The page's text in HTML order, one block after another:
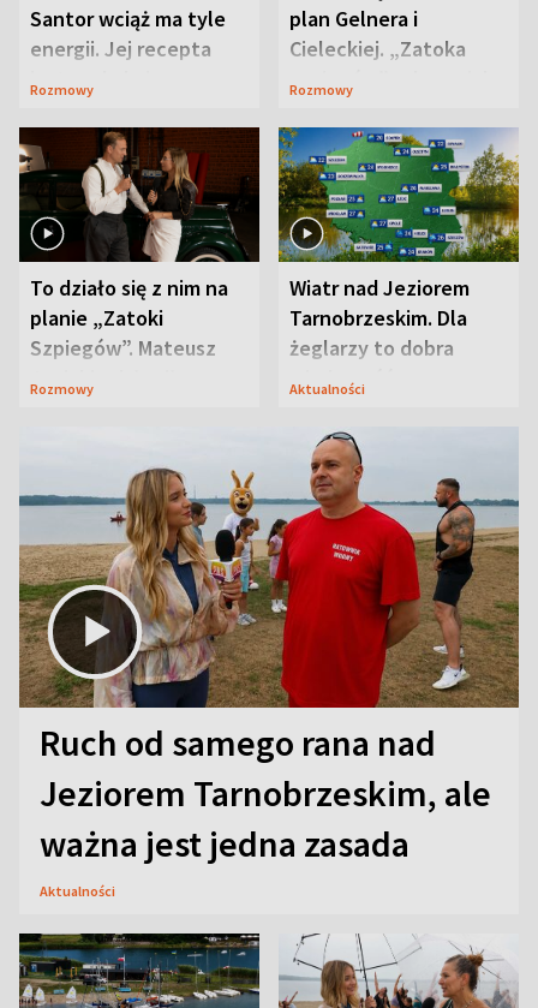
Santor wciąż ma tyle
energii. Jej recepta
jest zaskakująco
Rozmowy
plan Gelnera i
Cieleckiej. „Zatoka
szpiegów” od razu ich
Rozmowy
To działo się z nim na
planie „Zatoki
Szpiegów”. Mateusz
Janicki odsłonił
Rozmowy
Wiatr nad Jeziorem
Tarnobrzeskim. Dla
żeglarzy to dobra
wiadomość
Aktualności
Ruch od samego rana nad
Jeziorem Tarnobrzeskim, ale
ważna jest jedna zasada
Aktualności